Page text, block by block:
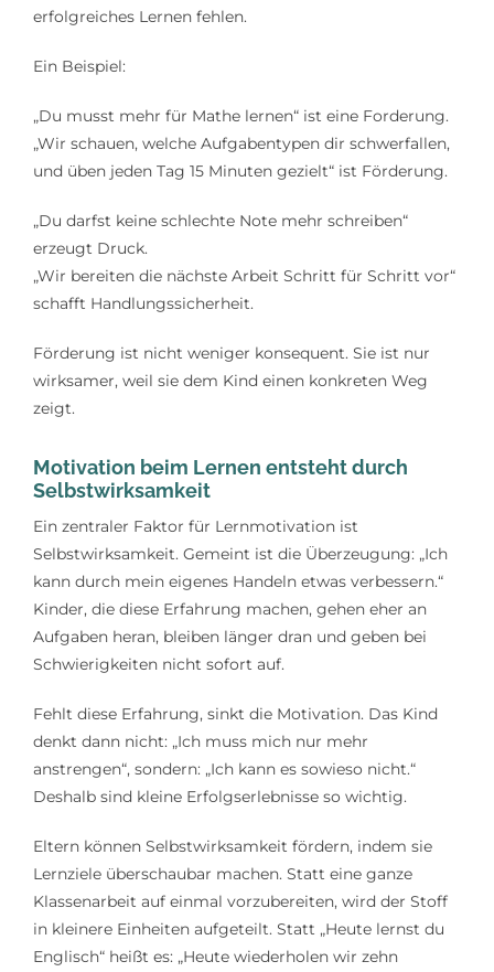
erfolgreiches Lernen fehlen.
Ein Beispiel:
„Du musst mehr für Mathe lernen“ ist eine Forderung.
„Wir schauen, welche Aufgabentypen dir schwerfallen,
und üben jeden Tag 15 Minuten gezielt“ ist Förderung.
„Du darfst keine schlechte Note mehr schreiben“
erzeugt Druck.
„Wir bereiten die nächste Arbeit Schritt für Schritt vor“
schafft Handlungssicherheit.
Förderung ist nicht weniger konsequent. Sie ist nur
wirksamer, weil sie dem Kind einen konkreten Weg
zeigt.
Motivation beim Lernen entsteht durch
Selbstwirksamkeit
Ein zentraler Faktor für Lernmotivation ist
Selbstwirksamkeit. Gemeint ist die Überzeugung: „Ich
kann durch mein eigenes Handeln etwas verbessern.“
Kinder, die diese Erfahrung machen, gehen eher an
Aufgaben heran, bleiben länger dran und geben bei
Schwierigkeiten nicht sofort auf.
Fehlt diese Erfahrung, sinkt die Motivation. Das Kind
denkt dann nicht: „Ich muss mich nur mehr
anstrengen“, sondern: „Ich kann es sowieso nicht.“
Deshalb sind kleine Erfolgserlebnisse so wichtig.
Eltern können Selbstwirksamkeit fördern, indem sie
Lernziele überschaubar machen. Statt eine ganze
Klassenarbeit auf einmal vorzubereiten, wird der Stoff
in kleinere Einheiten aufgeteilt. Statt „Heute lernst du
Englisch“ heißt es: „Heute wiederholen wir zehn